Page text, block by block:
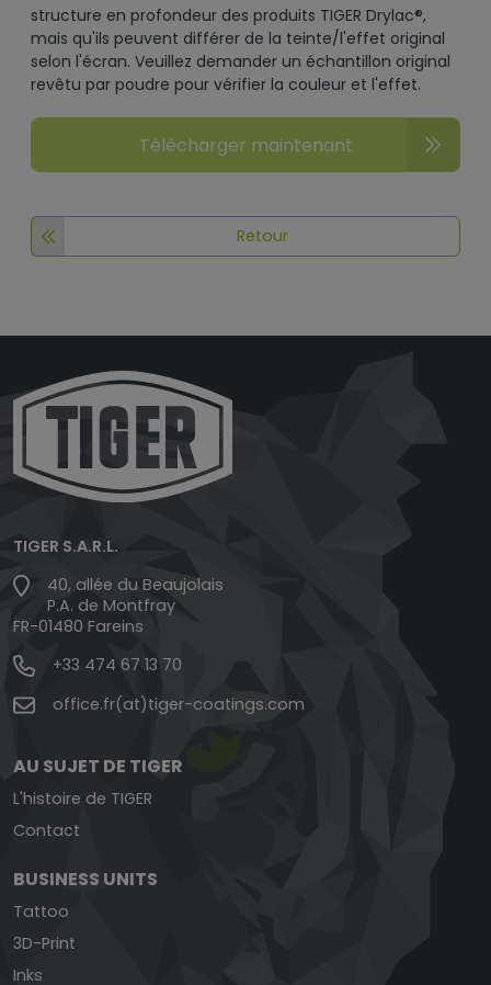
structure en profondeur des produits TIGER Drylac®,
mais qu'ils peuvent différer de la teinte/l'effet original
selon l'écran. Veuillez demander un échantillon original
revêtu par poudre pour vérifier la couleur et l'effet.
Télécharger maintenant
Retour
TIGER S.A.R.L.
40, allée du Beaujolais
P.A. de Montfray
FR-01480 Fareins
+33 474 67 13 70
office.fr(at)tiger-coatings.com
AU SUJET DE TIGER
L'histoire de TIGER
Contact
BUSINESS UNITS
Tattoo
3D-Print
Inks